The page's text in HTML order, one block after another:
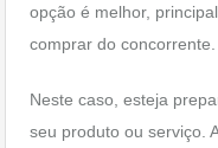
opção é melhor,
comprar do concorrente.
Neste caso, esteja
seu produto ou serviço.